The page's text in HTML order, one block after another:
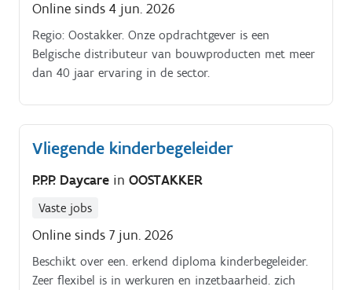
Online sinds 4 jun. 2026
Regio: Oostakker. Onze opdrachtgever is een
Belgische distributeur van bouwproducten met meer
dan 40 jaar ervaring in de sector.
Vliegende kinderbegeleider
P.P.P. Daycare in OOSTAKKER
Vaste jobs
Online sinds 7 jun. 2026
Beschikt over een. erkend diploma kinderbegeleider.
Zeer flexibel is in werkuren en inzetbaarheid. zich